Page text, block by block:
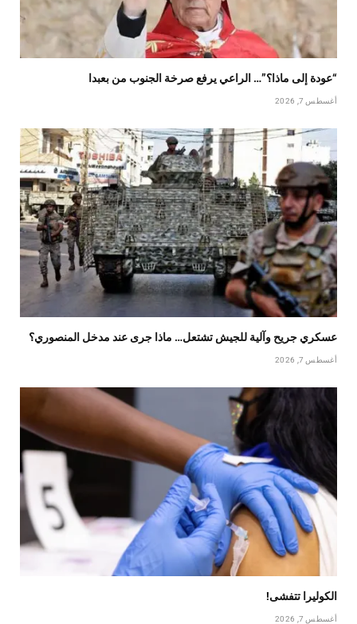
“عودة إلى ماذا؟”… الراعي يرفع صرخة الجنوب من بعبدا
أغسطس 7, 2026
عسكري جريح وآلية للجيش تشتعل… ماذا جرى عند مدخل المنصوري؟
أغسطس 7, 2026
الكوليرا تتفشى!
أغسطس 7, 2026